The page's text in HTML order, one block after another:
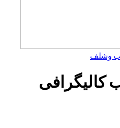
وشلف
کالیگرافی